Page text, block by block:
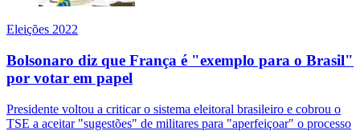
Eleições 2022
Bolsonaro diz que França é "exemplo para o Brasil"
por votar em papel
Presidente voltou a criticar o sistema eleitoral brasileiro e cobrou o
TSE a aceitar "sugestões" de militares para "aperfeiçoar" o processo